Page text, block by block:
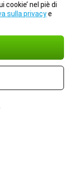
cookie’ nel piè di
sulla privacye